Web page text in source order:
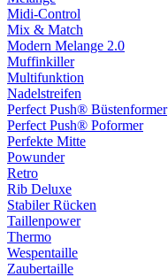
Midi-Control
Mix & Match
Modern Melange 2.0
Muffinkiller
Multifunktion
Nadelstreifen
Perfect Push® Büstenformer
Perfect Push® Poformer
Perfekte Mitte
Powunder
Retro
Rib Deluxe
Stabiler Rücken
Taillenpower
Thermo
Wespentaille
Zaubertaille